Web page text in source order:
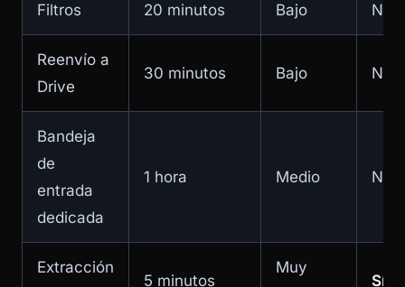
Filtros 20 minutos Bajo No
Reenvío a
Drive
30 minutos Bajo No
Bandeja
de
entrada
dedicada
1 hora Medio No
Extracción
5 minutos
Muy
Sí